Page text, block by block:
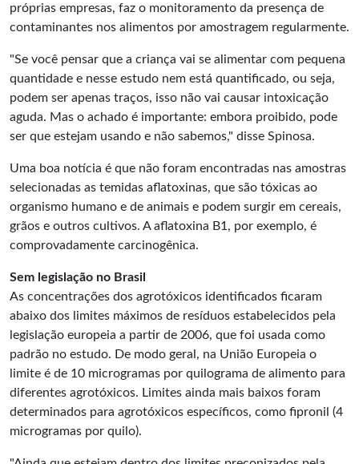
próprias empresas, faz o monitoramento da presença de
contaminantes nos alimentos por amostragem regularmente.
"Se você pensar que a criança vai se alimentar com pequena
quantidade e nesse estudo nem está quantificado, ou seja,
podem ser apenas traços, isso não vai causar intoxicação
aguda. Mas o achado é importante: embora proibido, pode
ser que estejam usando e não sabemos," disse Spinosa.
Uma boa notícia é que não foram encontradas nas amostras
selecionadas as temidas aflatoxinas, que são tóxicas ao
organismo humano e de animais e podem surgir em cereais,
grãos e outros cultivos. A aflatoxina B1, por exemplo, é
comprovadamente carcinogênica.
Sem legislação no Brasil
As concentrações dos agrotóxicos identificados ficaram
abaixo dos limites máximos de resíduos estabelecidos pela
legislação europeia a partir de 2006, que foi usada como
padrão no estudo. De modo geral, na União Europeia o
limite é de 10 microgramas por quilograma de alimento para
diferentes agrotóxicos. Limites ainda mais baixos foram
determinados para agrotóxicos específicos, como fipronil (4
microgramas por quilo).